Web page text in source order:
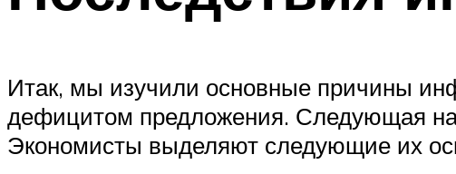
Итак, мы изучили основные причины
дефицитом предложения. Следующая
Экономисты выделяют следующие их